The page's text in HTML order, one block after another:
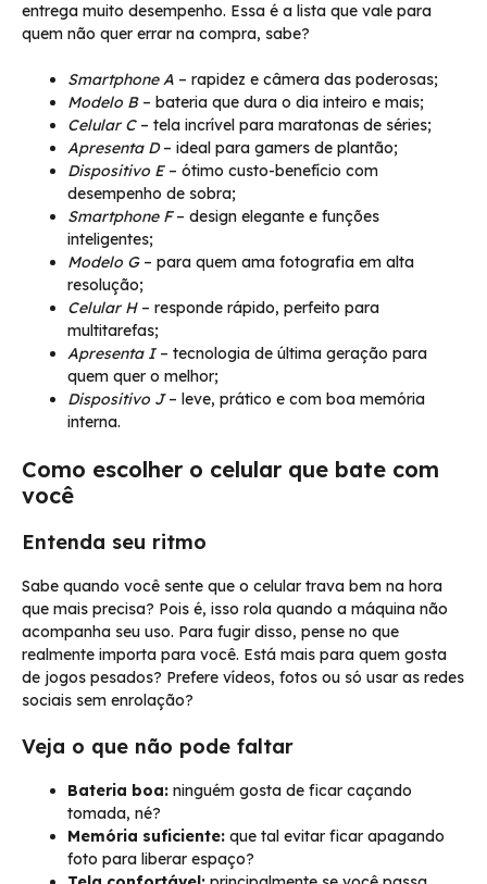
entrega muito desempenho. Essa é a lista que vale para
quem não quer errar na compra, sabe?
Smartphone A – rapidez e câmera das poderosas;
Modelo B– bateria que dura o dia inteiro e mais;
Celular C– tela incrível para maratonas de séries;
Apresenta D– ideal para gamers de plantão;
Dispositivo E– ótimo custo-benefício com
desempenho de sobra;
Smartphone F– design elegante e funções
inteligentes;
Modelo G– para quem ama fotografia em alta
resolução;
Celular H– responde rápido, perfeito para
multitarefas;
Apresenta I– tecnologia de última geração para
quem quer o melhor;
Dispositivo J– leve, prático e com boa memória
interna.
Como escolher o celular que bate com
você
Entenda seu ritmo
Sabe quando você sente que o celular trava bem na hora
que mais precisa? Pois é, isso rola quando a máquina não
acompanha seu uso. Para fugir disso, pense no que
realmente importa para você. Está mais para quem gosta
de jogos pesados? Prefere vídeos, fotos ou só usar as redes
sociais sem enrolação?
Veja o que não pode faltar
Bateria boa: ninguém gosta de ficar caçando
tomada, né?
Memória suficiente: que tal evitar ficar apagando
foto para liberar espaço?